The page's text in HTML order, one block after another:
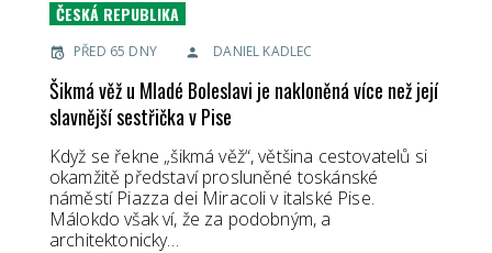
ČESKÁ REPUBLIKA
PŘED 65 DNY DANIEL KADLEC
Šikmá věž u Mladé Boleslavi je nakloněná více než její
slavnější sestřička v Pise
Když se řekne „šikmá věž“, většina cestovatelů si
okamžitě představí prosluněné toskánské
náměstí Piazza dei Miracoli v italské Pise.
Málokdo však ví, že za podobným, a
architektonicky…